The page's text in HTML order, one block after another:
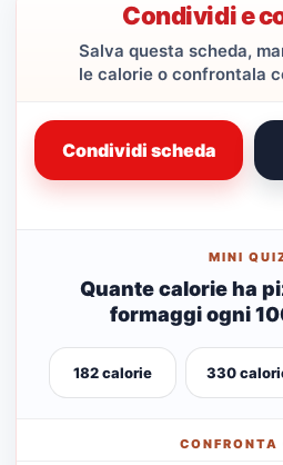
Condividi e
Salva questa scheda,
le calorie o confrontala
Condividi scheda
MINI
Quante calorie ha
formaggi ogni
182 calorie 330
CONFRONTA